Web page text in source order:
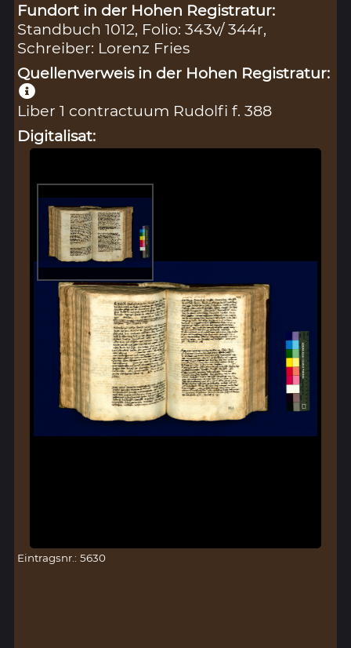
Fundort in der Hohen Registratur:
Standbuch 1012, Folio: 343v/ 344r,
Schreiber: Lorenz Fries
Quellenverweis in der Hohen Registratur:
Liber 1 contractuum Rudolfi f. 388
Digitalisat:
Eintragsnr.: 5630